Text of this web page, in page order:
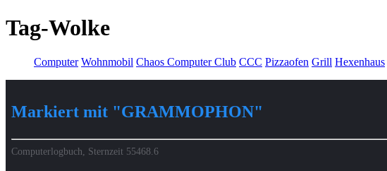
Tag-Wolke
Computer Wohnmobil Chaos Computer Club CCC Pizzaofen Grill Hexenhaus
Markiert mit "GRAMMOPHON"
Computerlogbuch, Sternzeit 55468.6